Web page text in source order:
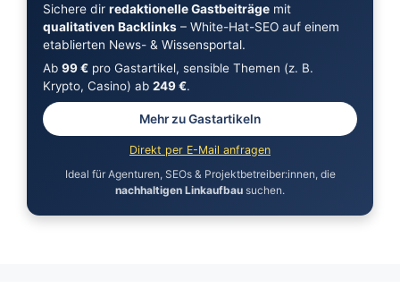
Sichere dir redaktionelle Gastbeiträgemit
qualitativen Backlinks– White-Hat-SEO auf einem
etablierten News- & Wissensportal.
Ab 99 €pro Gastartikel, sensible Themen (z. B.
Krypto, Casino) ab 249 €.
Mehr zu Gastartikeln
Direkt per E-Mail anfragen
Ideal für Agenturen, SEOs & Projektbetreiber:innen, die
nachhaltigen Linkaufbau suchen.